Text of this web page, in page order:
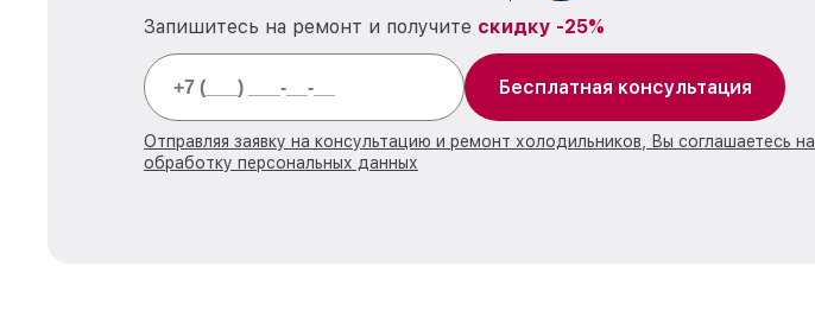
Запишитесь на ремонт и получите скидку -25%
Бесплатная консультация
Отправляя заявку на консультацию и ремонт холодильников, Вы соглашаетесь на
обработку персональных данных